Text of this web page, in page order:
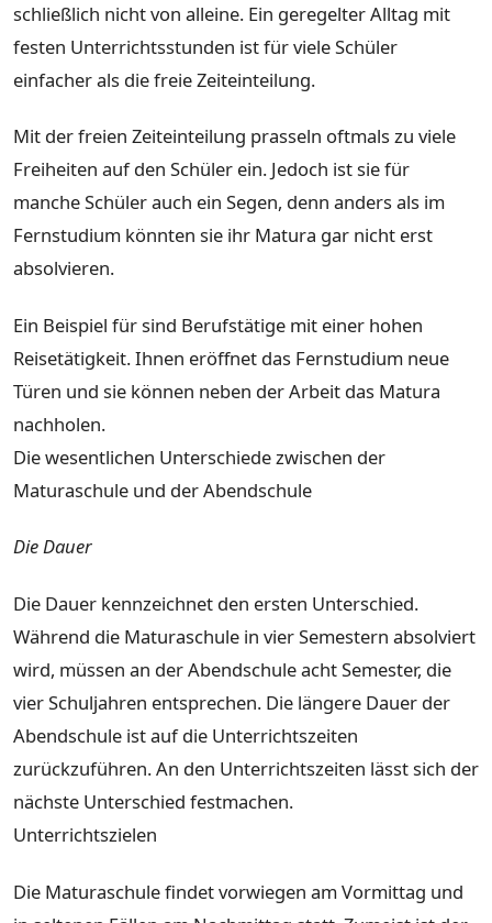
schließlich nicht von alleine. Ein geregelter Alltag mit
festen Unterrichtsstunden ist für viele Schüler
einfacher als die freie Zeiteinteilung.
Mit der freien Zeiteinteilung prasseln oftmals zu viele
Freiheiten auf den Schüler ein. Jedoch ist sie für
manche Schüler auch ein Segen, denn anders als im
Fernstudium könnten sie ihr Matura gar nicht erst
absolvieren.
Ein Beispiel für sind Berufstätige mit einer hohen
Reisetätigkeit. Ihnen eröffnet das Fernstudium neue
Türen und sie können neben der Arbeit das Matura
nachholen.
Die wesentlichen Unterschiede zwischen der
Maturaschule und der Abendschule
Die Dauer
Die Dauer kennzeichnet den ersten Unterschied.
Während die Maturaschule in vier Semestern absolviert
wird, müssen an der Abendschule acht Semester, die
vier Schuljahren entsprechen. Die längere Dauer der
Abendschule ist auf die Unterrichtszeiten
zurückzuführen. An den Unterrichtszeiten lässt sich der
nächste Unterschied festmachen.
Unterrichtszielen
Die Maturaschule findet vorwiegen am Vormittag und